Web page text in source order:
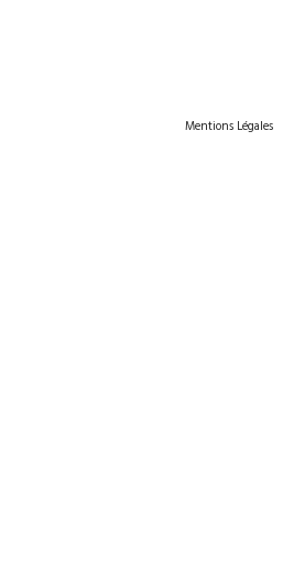
Mentions Légales